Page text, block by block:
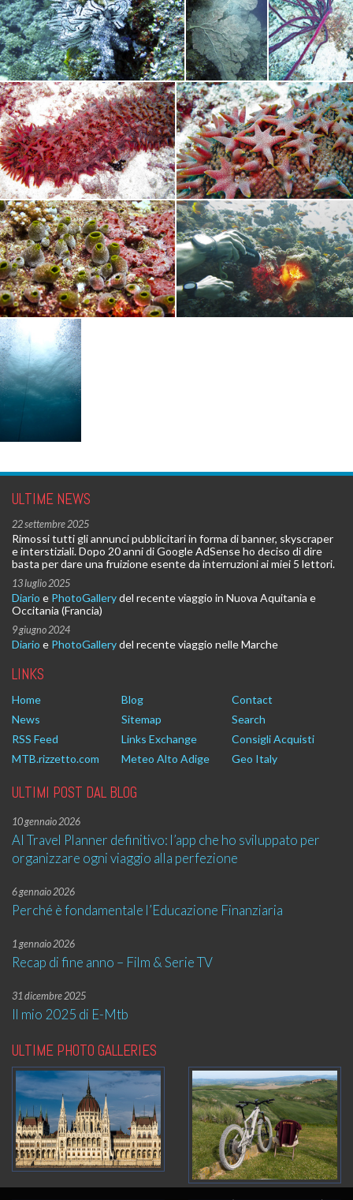
ULTIME NEWS
22 settembre 2025
Rimossi tutti gli annunci pubblicitari in forma di banner, skyscraper
e interstiziali. Dopo 20 anni di Google AdSense ho deciso di dire
basta per dare una fruizione esente da interruzioni ai miei 5 lettori.
13 luglio 2025
Diario e PhotoGallerydel recente viaggio in Nuova Aquitania e
Occitania (Francia)
9 giugno 2024
Diario e PhotoGallerydel recente viaggio nelle Marche
LINKS
Home Blog
Contact
News
Sitemap
Search
RSS Feed
Links Exchange
Consigli Acquisti
MTB.rizzetto.com
Meteo Alto Adige Geo Italy
ULTIMI POST DAL BLOG
10 gennaio 2026
AI Travel Planner definitivo: l’app che ho sviluppato per
organizzare ogni viaggio alla perfezione
6 gennaio 2026
Perché è fondamentale l’Educazione Finanziaria
1 gennaio 2026
Recap di fine anno – Film & Serie TV
31 dicembre 2025
Il mio 2025 di E-Mtb
ULTIME PHOTO GALLERIES